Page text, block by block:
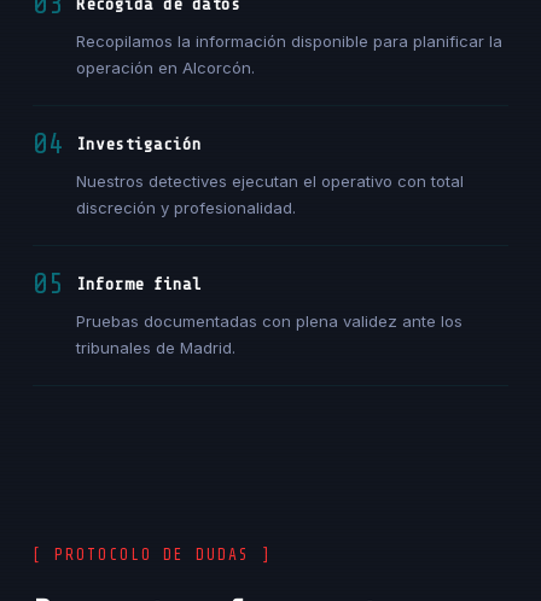
Recopilamos la información disponible para planificar la
operación en Alcorcón.
04
Investigación
Nuestros detectives ejecutan el operativo con total
discreción y profesionalidad.
05
Informe final
Pruebas documentadas con plena validez ante los
tribunales de Madrid.
[ PROTOCOLO DE DUDAS ]